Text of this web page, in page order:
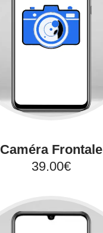
Caméra Frontale
39.00€